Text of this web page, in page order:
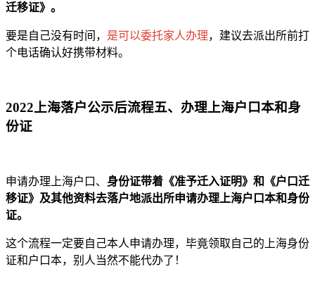
迁移证》。
要是自己没有时间， 是可以委托家人办理，建议去派出所前打
个电话确认好携带材料。
2022上海落户公示后流程五、办理上海户口本和身
份证
申请办理上海户口、 身份证带着《准予迁入证明》和《户口迁
移证》及其他资料去落户地派出所申请办理上海户口本和身份
证。
这个流程一定要自己本人申请办理，毕竟领取自己的上海身份
证和户口本，别人当然不能代办了！